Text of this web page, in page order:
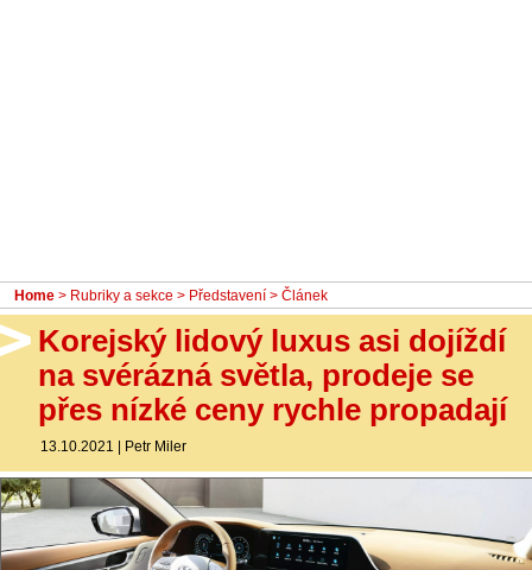
Home > Rubriky a sekce > Představení > Článek
Korejský lidový luxus asi dojíždí
na svérázná světla, prodeje se
přes nízké ceny rychle propadají
13.10.2021 | Petr Miler